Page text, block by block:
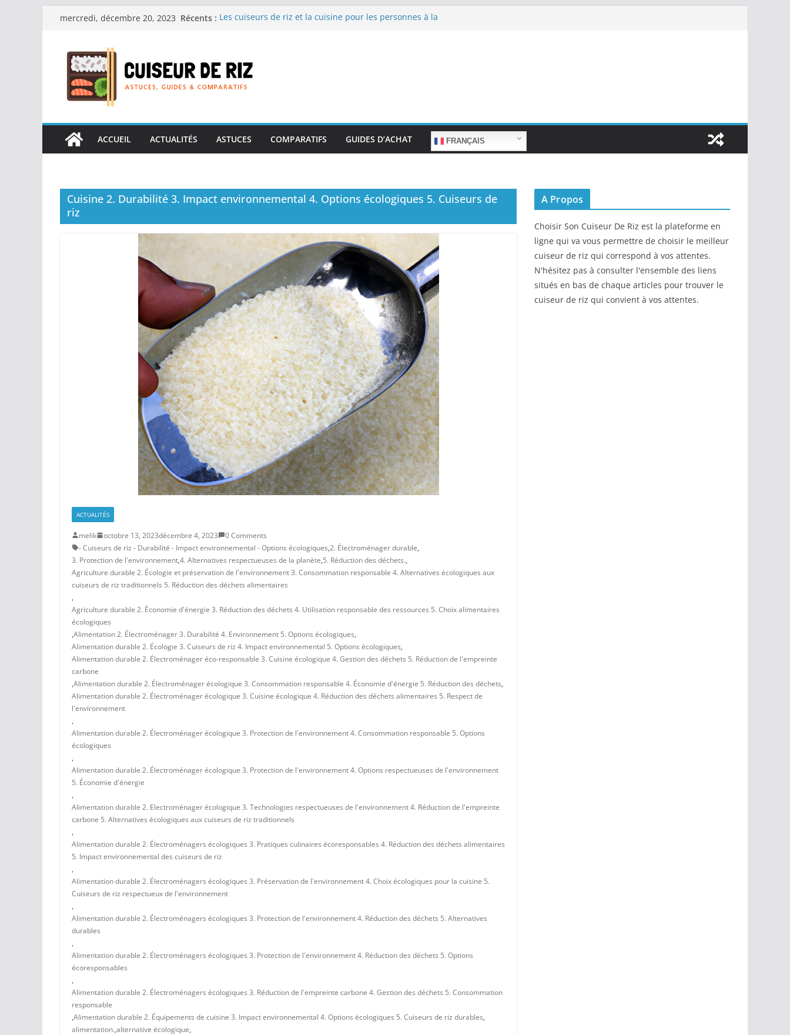
Passermercredi, décembre 20, 2023 Récents : Les cuiseurs de riz et la cuisine pour les personnes à la
Les cuiseurs de riz pour les familles nombreuses : Cuisson
en grande quantité.
Les cuiseurs de riz et la préparation de plats pour les
réconfortants.
ACCUEIL
ACTUALITÉS ASTUCES COMPARATIFS GUIDES D’ACHAT FRANÇAIS
Cuisine 2. Durabilité 3. Impact environnemental 4. Options écologiques 5. Cuiseurs de
riz
ACTUALITÉS
melik octobre 13, 2023décembre 4, 2023
0 Comments
- Cuiseurs de riz - Durabilité - Impact environnemental - Options écologiques,2. Électroménager durable,
3. Protection de l'environnement,4. Alternatives respectueuses de la planète,5. Réduction des déchets.,
Agriculture durable 2. Écologie et préservation de l'environnement 3. Consommation responsable 4. Alternatives écologiques aux
cuiseurs de riz traditionnels 5. Réduction des déchets alimentaires
,
Agriculture durable 2. Économie d'énergie 3. Réduction des déchets 4. Utilisation responsable des ressources 5. Choix alimentaires
écologiques
,Alimentation 2. Électroménager 3. Durabilité 4. Environnement 5. Options écologiques,
Alimentation durable 2. Écologie 3. Cuiseurs de riz 4. Impact environnemental 5. Options écologiques,
Alimentation durable 2. Électroménager éco-responsable 3. Cuisine écologique 4. Gestion des déchets 5. Réduction de l'empreinte
carbone
,Alimentation durable 2. Électroménager écologique 3. Consommation responsable 4. Économie d'énergie 5. Réduction des déchets,
Alimentation durable 2. Électroménager écologique 3. Cuisine écologique 4. Réduction des déchets alimentaires 5. Respect de
l'environnement
,
Alimentation durable 2. Électroménager écologique 3. Protection de l'environnement 4. Consommation responsable 5. Options
écologiques
,
Alimentation durable 2. Électroménager écologique 3. Protection de l'environnement 4. Options respectueuses de l'environnement
5. Économie d'énergie
,
Alimentation durable 2. Electroménager écologique 3. Technologies respectueuses de l'environnement 4. Réduction de l'empreinte
carbone 5. Alternatives écologiques aux cuiseurs de riz traditionnels
,
Alimentation durable 2. Électroménagers écologiques 3. Pratiques culinaires écoresponsables 4. Réduction des déchets alimentaires
5. Impact environnemental des cuiseurs de riz
,
Alimentation durable 2. Électroménagers écologiques 3. Préservation de l'environnement 4. Choix écologiques pour la cuisine 5.
Cuiseurs de riz respectueux de l'environnement
,
Alimentation durable 2. Électroménagers écologiques 3. Protection de l'environnement 4. Réduction des déchets 5. Alternatives
durables
,
Alimentation durable 2. Électroménagers écologiques 3. Protection de l'environnement 4. Réduction des déchets 5. Options
écoresponsables
,
Alimentation durable 2. Électroménagers écologiques 3. Réduction de l'empreinte carbone 4. Gestion des déchets 5. Consommation
responsable
,Alimentation durable 2. Équipements de cuisine 3. Impact environnemental 4. Options écologiques 5. Cuiseurs de riz durables,
alimentation.,alternative écologique,
A Propos
Choisir Son Cuiseur De Riz est la plateforme en
ligne qui va vous permettre de choisir le meilleur
cuiseur de riz qui correspond à vos attentes.
N'hésitez pas à consulter l'ensemble des liens
situés en bas de chaque articles pour trouver le
cuiseur de riz qui convient à vos attentes.